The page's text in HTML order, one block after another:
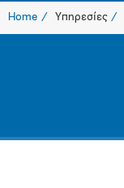
Home Υπηρεσίες